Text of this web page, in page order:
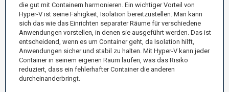
die gut mit Containern harmonieren. Ein wichtiger Vorteil von
Hyper-V ist seine Fähigkeit, Isolation bereitzustellen. Man kann
sich das wie das Einrichten separater Räume für verschiedene
Anwendungen vorstellen, in denen sie ausgeführt werden. Das ist
entscheidend, wenn es um Container geht, da Isolation hilft,
Anwendungen sicher und stabil zu halten. Mit Hyper-V kann jeder
Container in seinem eigenen Raum laufen, was das Risiko
reduziert, dass ein fehlerhafter Container die anderen
durcheinanderbringt.